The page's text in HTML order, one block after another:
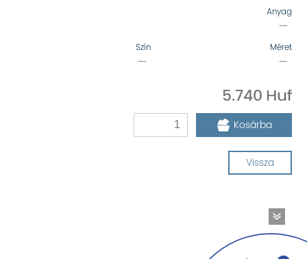
Szín
—
Méret
—
Anyag
—
5.740
Kosárba
Vissza